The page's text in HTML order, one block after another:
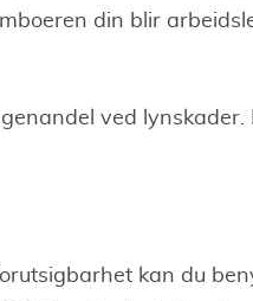
din blir
ved
kan du